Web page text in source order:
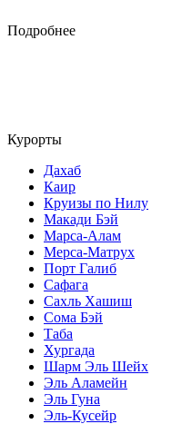
Подробнее
Курорты
Дахаб
Каир
Круизы по Нилу
Макади Бэй
Марса-Алам
Мерса-Матрух
Порт Галиб
Сафага
Сахль Хашиш
Сома Бэй
Таба
Хургада
Шарм Эль Шейх
Эль Аламейн
Эль Гуна
Эль-Кусейр